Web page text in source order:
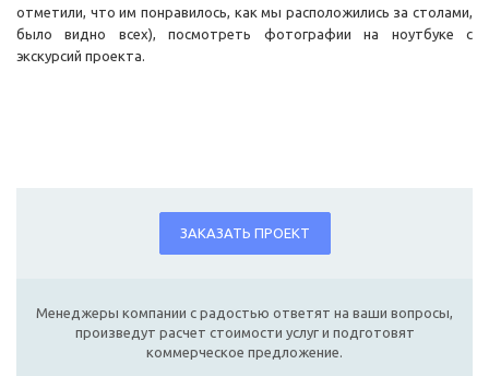
отметили, что им понравилось, как мы расположились за столами,
было видно всех), посмотреть фотографии на ноутбуке с
экскурсий проекта.
ЗАКАЗАТЬ ПРОЕКТ
Менеджеры компании с радостью ответят на ваши вопросы,
произведут расчет стоимости услуг и подготовят
коммерческое предложение.